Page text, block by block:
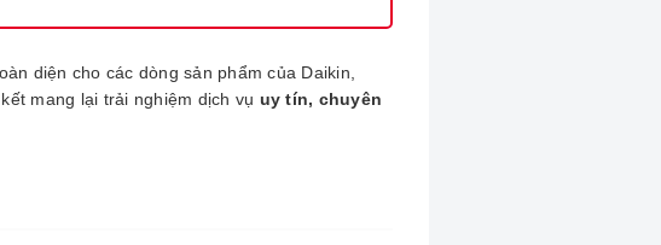
diện cho các dòng sản phẩm của Daikin,
mang lại trải nghiệm dịch vụ uy tín, chuyên